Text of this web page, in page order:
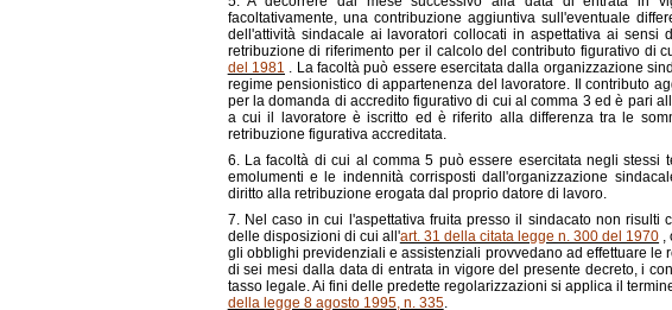
facoltativamente, una contribuzione aggiuntiva sull'eventuale
dell'attività sindacale ai lavoratori collocati in aspettativa ai sensi
retribuzione di riferimento per il calcolo del contributo figurativo di
del 1981 . La facoltà può essere esercitata dalla organizzazione
regime pensionistico di appartenenza del lavoratore. Il contributo
per la domanda di accredito figurativo di cui al comma 3 ed è pari
a cui il lavoratore è iscritto ed è riferito alla differenza tra le
retribuzione figurativa accreditata.
6. La facoltà di cui al comma 5 può essere esercitata negli stessi
emolumenti e le indennità corrisposti dall'organizzazione
diritto alla retribuzione erogata dal proprio datore di lavoro.
7. Nel caso in cui l'aspettativa fruita presso il sindacato non risulti
delle disposizioni di cui all'art. 31 della citata legge n. 300 del 1970 ,
gli obblighi previdenziali e assistenziali provvedano ad effettuare le
di sei mesi dalla data di entrata in vigore del presente decreto, i
tasso legale. Ai fini delle predette regolarizzazioni si applica il
della legge 8 agosto 1995, n. 335.